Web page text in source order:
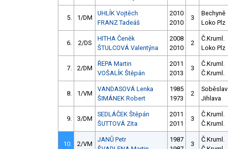
5. 1/DM
UHLÍK Vojtěch
FRANZ Tadeáš
2010
2010
3
Bechyně
Loko Plz
6. 2/DS
HITHA Čeněk
ŠTULCOVÁ Valentýna
2008
2010
2
Č.Kruml.
Loko Plz
7. 2/DM
ŘEPA Martin
VOŠALÍK Štěpán
2011
2013
3
Č.Kruml.
Č.Kruml.
8. 1/VM
VANDASOVÁ Lenka
ŠIMÁNEK Robert
1985
1973
2
Soběslav
Jihlava
9. 3/DM
SEDLÁČEK Štěpán
ŠUTTOVÁ Zita
2011
2011
3
Č.Kruml.
Č.Kruml.
10. 2/VM
JANŮ Petr
1987
3
Č.Kruml.